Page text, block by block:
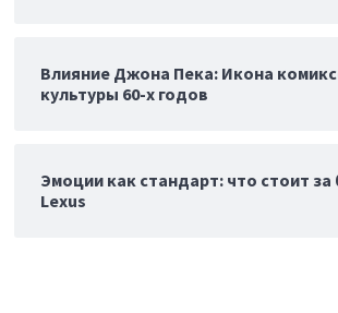
Влияние Джона Пека: Икона
культуры 60-х годов
Эмоции как стандарт: что стоит за
Lexus